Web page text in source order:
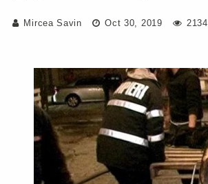
Mircea Savin Oct 30, 2019 2134